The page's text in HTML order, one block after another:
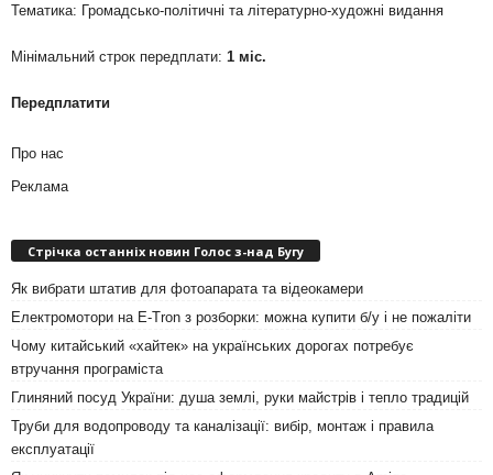
Тематика: Громадсько-політичні та літературно-художні видання
Мінімальний строк передплати: 1 міс.
Передплатити
Про нас
Реклама
Стрічка останніх новин Голос з-над Бугу
Як вибрати штатив для фотоапарата та відеокамери
Електромотори на E-Tron з розборки: можна купити б/у і не пожаліти
Чому китайський «хайтек» на українських дорогах потребує
втручання програміста
Глиняний посуд України: душа землі, руки майстрів і тепло традицій
Труби для водопроводу та каналізації: вибір, монтаж і правила
експлуатації